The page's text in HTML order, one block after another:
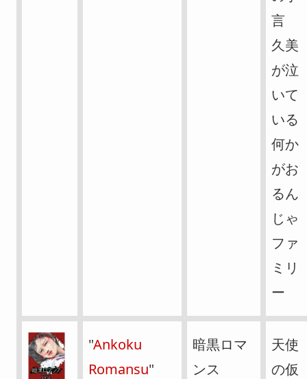
言
久美
が泣
いて
いる
何か
がお
るん
じゃ
ファ
ミリ
ー
"Ankoku
Romansu"
暗黒ロマ
ンス
天使
の仮